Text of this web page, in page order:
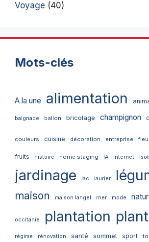
Voyage (40)
Mots-clés
A la une alimentation
baignade ballon bricolage champignon
couleurs cuisine décoration entreprise
fruits histoire home staging IA internet
jardinage lac laurier
maison maison langel mer mode
occitanie plantation
régime rénovation santé sommet sport